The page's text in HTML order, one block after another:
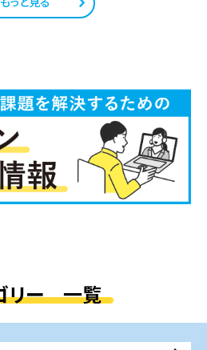
リー 一覧